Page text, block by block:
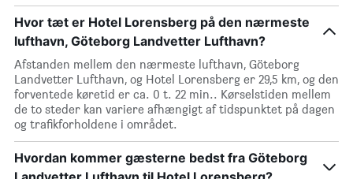
Hvor tæt er Hotel Lorensberg på den nærmeste
lufthavn, Göteborg Landvetter Lufthavn?
Afstanden mellem den nærmeste lufthavn, Göteborg
Landvetter Lufthavn, og Hotel Lorensberg er 29,5 km, og den
forventede køretid er ca. 0 t. 22 min.. Kørselstiden mellem
de to steder kan variere afhængigt af tidspunktet på dagen
og trafikforholdene i området.
Hvordan kommer gæsterne bedst fra Göteborg